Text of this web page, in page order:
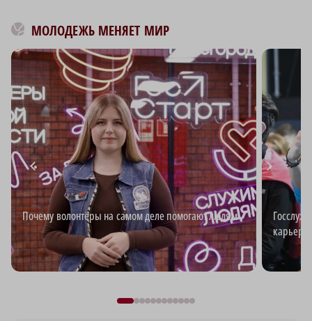
МОЛОДЕЖЬ МЕНЯЕТ МИР
Почему волонтёры на самом деле помогают людям